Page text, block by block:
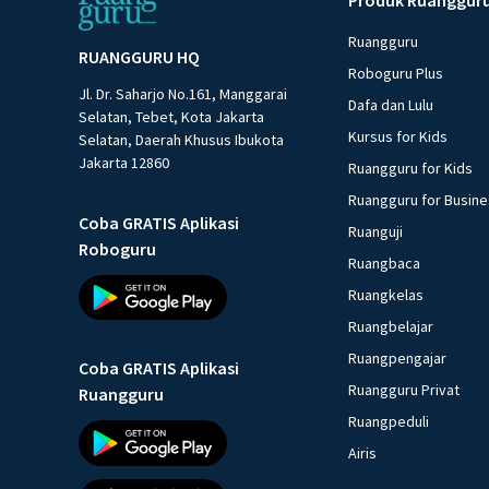
RUANGGURU HQ
Jl. Dr. Saharjo No.161, Manggarai
Selatan, Tebet, Kota Jakarta
Selatan, Daerah Khusus Ibukota
Jakarta 12860
Coba GRATIS Aplikasi
Roboguru
Coba GRATIS Aplikasi
Ruangguru
Ruangguru
Roboguru Plus
Dafa dan Lulu
Kursus for Kids
Ruangguru for Kids
Ruangguru for
Ruanguji
Ruangbaca
Ruangkelas
Ruangbelajar
Ruangpengajar
Ruangguru Privat
Ruangpeduli
Airis